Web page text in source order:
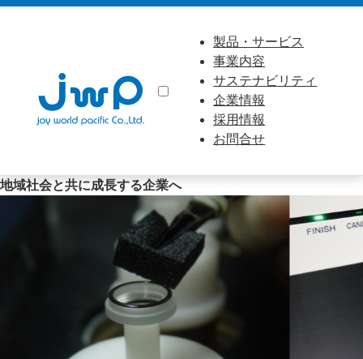
製品・サービス
事業内容
サステナビリティ
企業情報
採用情報
お問合せ
地域社会と共に成長する企業へ